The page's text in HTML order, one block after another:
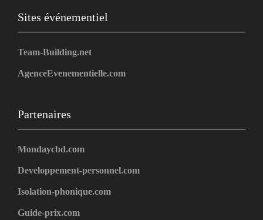
Sites événementiel
Team-Building.net
AgenceEvenementielle.com
Partenaires
Mondaycbd.com
Developpement-personnel.com
Isolation-phonique.com
Guide-prix.com